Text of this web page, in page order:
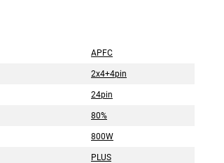
APFC
2x4+4pin
24pin
80%
800W
PLUS